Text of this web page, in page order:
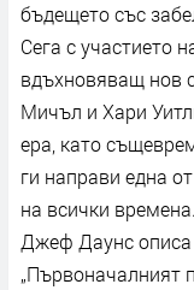
бъдещето със
Сега с участието
вдъхновяващ нов
Мичъл и Хари
ера, като
ги направи една
на всички времена.
Джеф Даунс описа
„Първоначалният